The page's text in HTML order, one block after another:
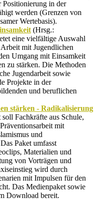
Positionierung in der
werden (Grenzen von
Wertebasis).
(Hrsg.:
eine vielfältige Auswahl
mit Jugendlichen
Umgang mit Einsamkeit
zu stärken. Die Methoden
Jugendarbeit sowie
Projekte in der
und beruflichen
stärken - Radikalisierung
Fachkräfte aus Schule,
mit
und
Paket umfasst
Materialien und
von Vorträgen und
wird durch
mit Impulsen für den
Das Medienpaket sowie
Download bereit.